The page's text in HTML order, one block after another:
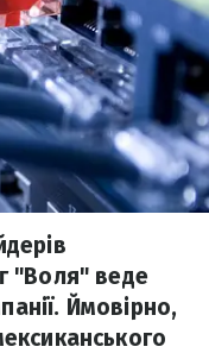
"Воля" веде
Ймовірно,